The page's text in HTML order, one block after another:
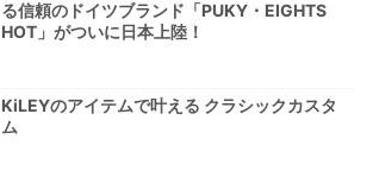
る信頼のドイツブランド「PUKY・EIGHTS
HOT」がついに日本上陸！
KiLEYのアイテムで叶える クラシックカスタ
ム